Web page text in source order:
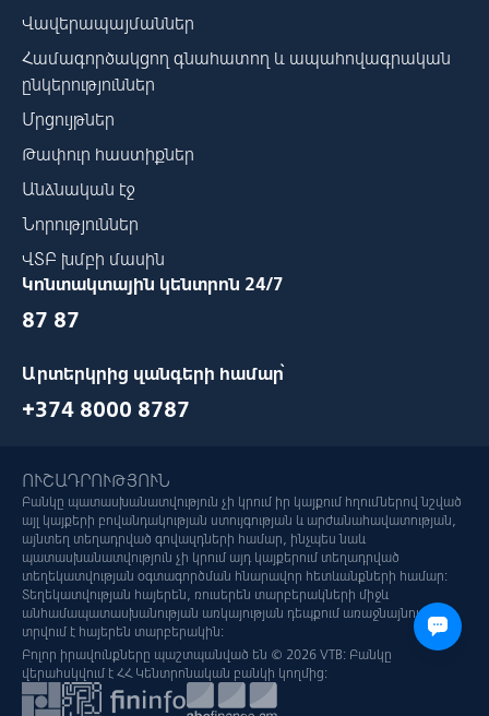
Վավերապայմաններ
Համագործակցող գնահատող և ապահովագրական
ընկերություններ
Մրցույթներ
Թափուր հաստիքներ
Անձնական էջ
Նորություններ
ՎՏԲ խմբի մասին
Կոնտակտային կենտրոն 24/7
87 87
Արտերկրից զանգերի համար՝
+374 8000 8787
ՈՒՇԱԴՐՈՒԹՅՈՒՆ
Բանկը պատասխանատվություն չի կրում իր կայքում հղումներով նշված
այլ կայքերի բովանդակության ստույգության և արժանահավատության,
այնտեղ տեղադրված գովազդների համար, ինչպես նաև
պատասխանատվություն չի կրում այդ կայքերում տեղադրված
տեղեկատվության օգտագործման հնարավոր հետևանքների համար:
Տեղեկատվության հայերեն, ռուսերեն տարբերակների միջև
անհամապատասխանության առկայության դեպքում առաջնայնությունը
տրվում է հայերեն տարբերակին:
Բոլոր իրավունքները պաշտպանված են © 2026 VTB: Բանկը
վերահսկվում է ՀՀ Կենտրոնական բանկի կողմից: